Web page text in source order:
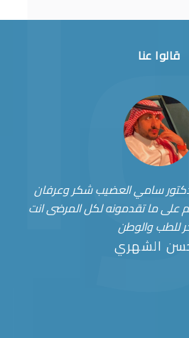
قالوا عنا
سامي العضيب شكر وعرفان
على ما تقدمونه لكل المرضى انت
للطب والوطن
الشهري